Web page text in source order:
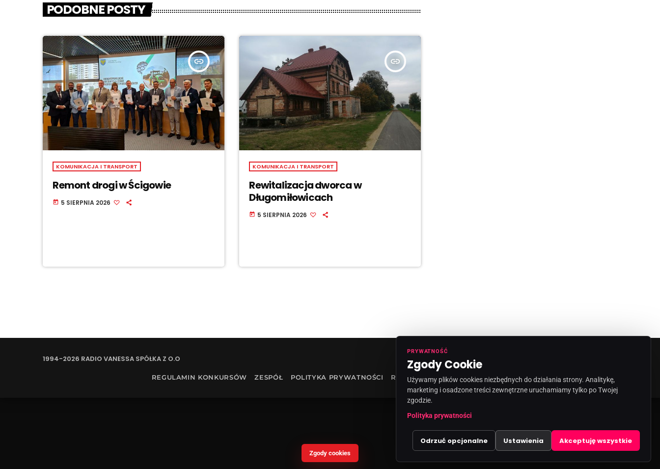
PODOBNE POSTY
insert_link
KOMUNIKACJA I TRANSPORT
Remont drogi w Ścigowie
today 5 SIERPNIA 2026
insert_link
KOMUNIKACJA I TRANSPORT
Rewitalizacja dworca w
Długomiłowicach
today 5 SIERPNIA 2026
1994-2026 RADIO VANESSA SPÓŁKA Z O.O
REGULAMIN KONKURSÓW ZESPÓŁ POLITYKA PRYWATNOŚCI RODO INFORMACJA O NADAWCY KONTAKT
PRYWATNOŚĆ
Zgody Cookie
Używamy plików cookies niezbędnych do działania strony. Analitykę,
marketing i osadzone treści zewnętrzne uruchamiamy tylko po Twojej
zgodzie.
Polityka prywatności
Odrzuć opcjonalne Ustawienia Akceptuję wszystkie
Zgody cookies